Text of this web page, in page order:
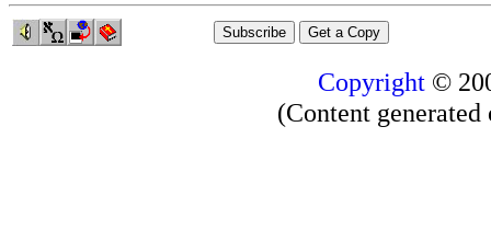
Copyright©
(Content